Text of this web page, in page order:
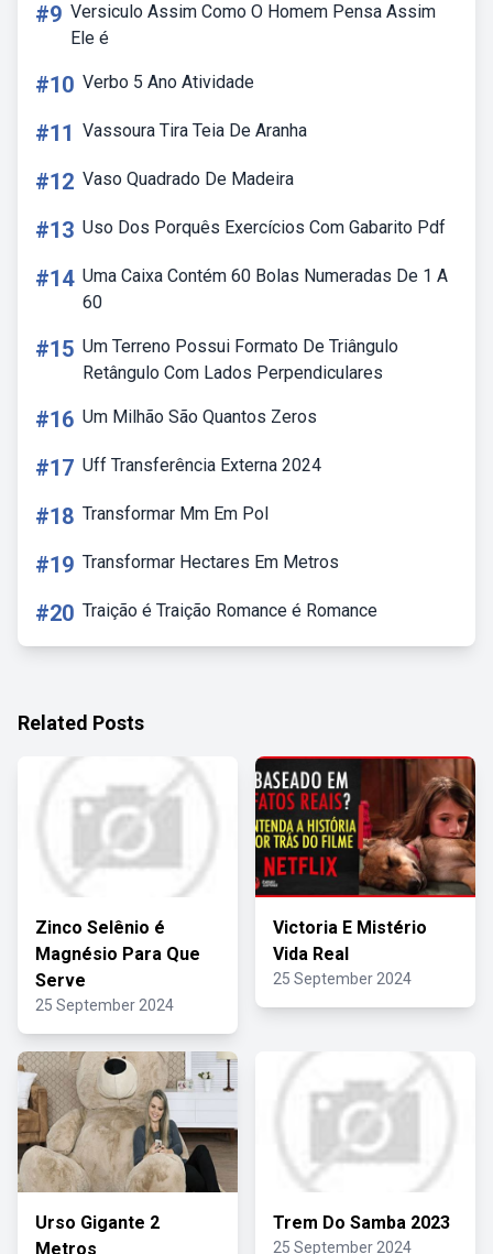
#9 Versiculo Assim Como O Homem Pensa Assim
Ele é
#10 Verbo 5 Ano Atividade
#11 Vassoura Tira Teia De Aranha
#12 Vaso Quadrado De Madeira
#13 Uso Dos Porquês Exercícios Com Gabarito Pdf
#14 Uma Caixa Contém 60 Bolas Numeradas De 1 A
60
#15 Um Terreno Possui Formato De Triângulo
Retângulo Com Lados Perpendiculares
#16 Um Milhão São Quantos Zeros
#17 Uff Transferência Externa 2024
#18 Transformar Mm Em Pol
#19 Transformar Hectares Em Metros
#20 Traição é Traição Romance é Romance
Related Posts
Zinco Selênio é
Magnésio Para Que
Serve
25 September 2024
Victoria E Mistério
Vida Real
25 September 2024
Urso Gigante 2
Metros
Trem Do Samba 2023
25 September 2024